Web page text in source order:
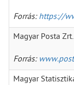
Forrás: https://
Magyar Posta Zrt.
Forrás:
Magyar